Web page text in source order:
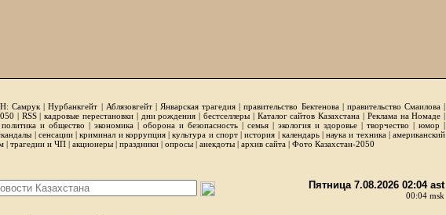
Самрук |Нурбанкгейт | Аблязовгейт| Январская трагедия |правительство Бектенова| правительство Смаилова|
| RSS|кадровые перестановки| дни рождения | бестселлеры| Каталог сайтов Казахстана | Реклама на Номаде |
политика и общество | экономика | оборона и безопасность | семья | экология и здоровье | творчество | юмор |
| сенсации|криминал и коррупция|культура и спорт|история | календарь|наука и техника|американский
| трагедии и ЧП | акционеры | праздники | опросы | анекдоты | архив сайта | Фото Казахстан-2050
Пятница 7.08.2026 02:04 ast
00:04 msk